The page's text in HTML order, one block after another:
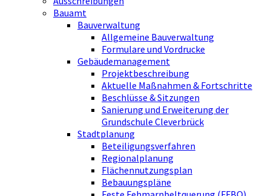
Bauamt
Bauverwaltung
Allgemeine Bauverwaltung
Formulare und Vordrucke
Gebäudemanagement
Projektbeschreibung
Aktuelle Maßnahmen & Fortschritte
Beschlüsse & Sitzungen
Sanierung und Erweiterung der
Grundschule Cleverbrück
Stadtplanung
Beteiligungsverfahren
Regionalplanung
Flächennutzungsplan
Bebauungspläne